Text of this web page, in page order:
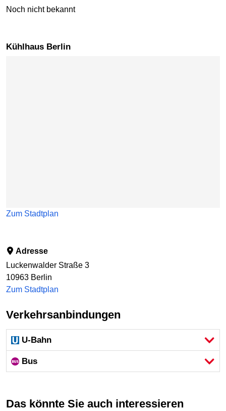
Noch nicht bekannt
Kühlhaus Berlin
Zum Stadtplan
Adresse
Luckenwalder Straße 3
10963 Berlin
Zum Stadtplan
Verkehrsanbindungen
U-Bahn
Bus
Das könnte Sie auch interessieren